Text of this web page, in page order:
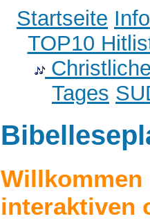
Startseite
TOP10
Tages
Willkommen
interaktiven